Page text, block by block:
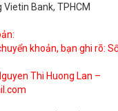
Vietin Bank, TPHCM
khoản, bạn ghi rõ:
Thi Huong Lan –